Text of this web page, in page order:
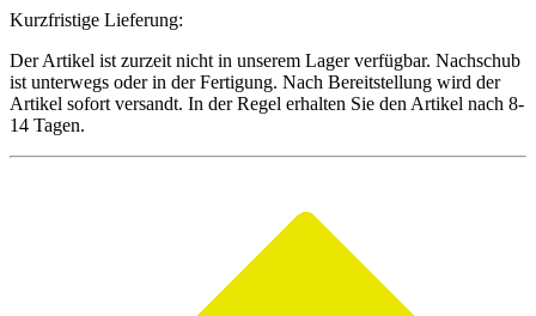
Kurzfristige Lieferung:
Der Artikel ist zurzeit nicht in unserem Lager verfügbar. Nachschub
ist unterwegs oder in der Fertigung. Nach Bereitstellung wird der
Artikel sofort versandt. In der Regel erhalten Sie den Artikel nach 8-
14 Tagen.